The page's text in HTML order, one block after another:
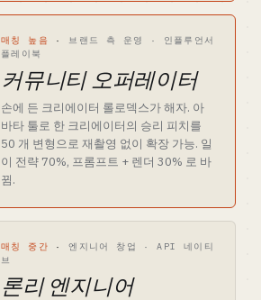
매칭 높음 · 브랜드 측 운영 · 인플루언서
플레이북
커뮤니티 오퍼레이터
손에 든 크리에이터 롤로덱스가 해자. 아
바타 툴로 한 크리에이터의 승리 피치를
50 개 변형으로 재촬영 없이 확장 가능. 일
이 전략 70%, 프롬프트 + 렌더 30% 로 바
뀜.
매칭 중간 ·엔지니어 창업 · API 네이티
브
론리 엔지니어